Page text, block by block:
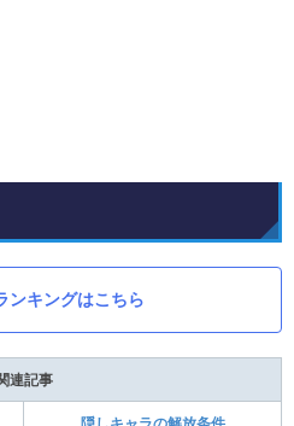
ンキングはこちら
連記事